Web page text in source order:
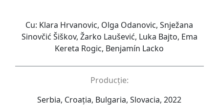
Cu: Klara Hrvanovic, Olga Odanovic, Snježana
Sinovčić Šiškov, Žarko Laušević, Luka Bajto, Ema
Kereta Rogic, Benjamín Lacko
Producție:
Serbia, Croaţia, Bulgaria, Slovacia, 2022